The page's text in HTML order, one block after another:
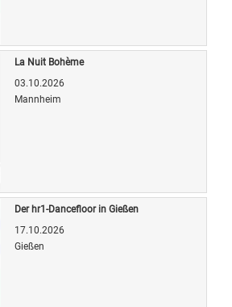
La Nuit Bohème
03.10.2026
Mannheim
Der hr1-Dancefloor in Gießen
17.10.2026
Gießen